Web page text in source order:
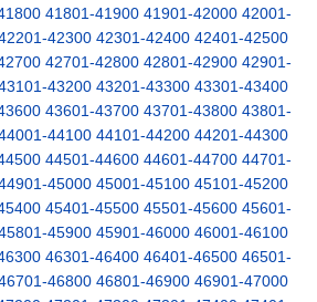
41801-41900 41901-42000 42001-
42300 42301-42400 42401-42500
42701-42800 42801-42900 42901-
43200 43201-43300 43301-43400
43601-43700 43701-43800 43801-
44100 44101-44200 44201-44300
44501-44600 44601-44700 44701-
45000 45001-45100 45101-45200
45401-45500 45501-45600 45601-
45900 45901-46000 46001-46100
46301-46400 46401-46500 46501-
46800 46801-46900 46901-47000